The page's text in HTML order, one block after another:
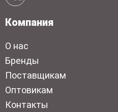
Компания
О нас
Бренды
Поставщикам
Оптовикам
Контакты